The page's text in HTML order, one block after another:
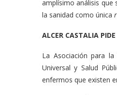
amplísimo análisis que
la sanidad como única
ALCER CASTALIA
La Asociación para la
Universal y Salud
enfermos que existen